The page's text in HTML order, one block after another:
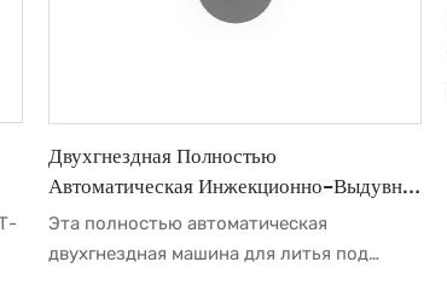
Двухгнездная Полностью
Автоматическая Инжекционно-Выдувная
Формовочная Машина Объемом От 5 До
20 Литров Для Производства
Эта полностью автоматическая
двухгнездная машина для литья под